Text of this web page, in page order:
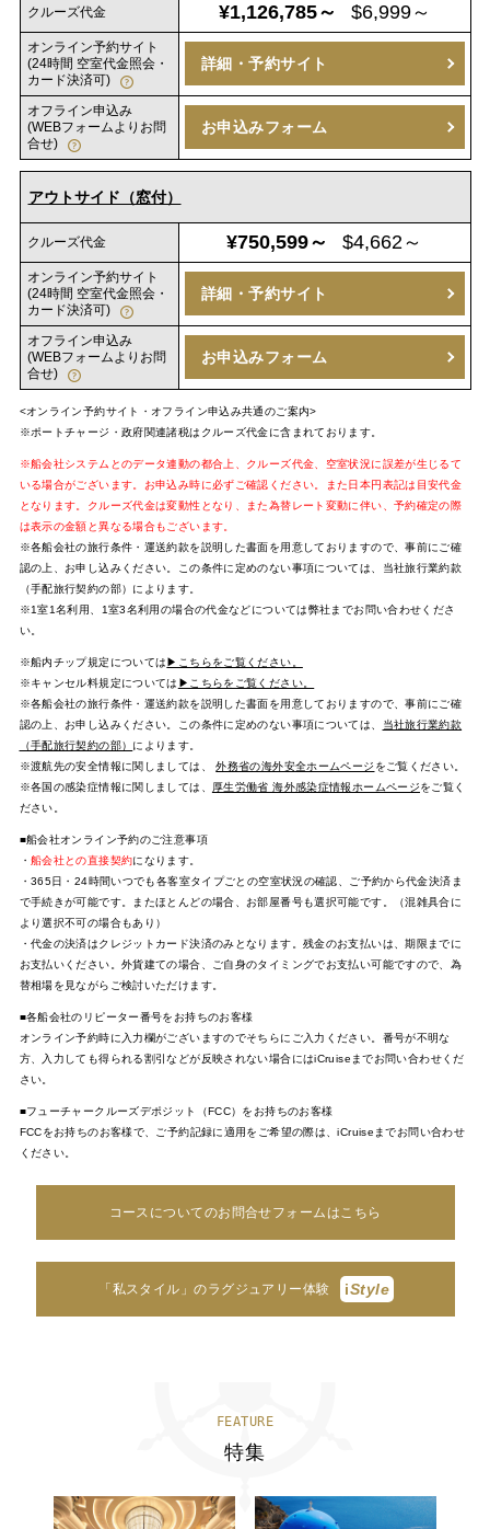
クルーズ代金 ¥1,126,785～ $6,999～
オンライン予約サイト
(24時間 空室代金照会・
カード決済可)
詳細・予約サイト
オフライン申込み
(WEBフォームよりお問
合せ)
お申込みフォーム
アウトサイド（窓付）
クルーズ代金 ¥750,599～ $4,662～
オンライン予約サイト
(24時間 空室代金照会・
カード決済可)
詳細・予約サイト
オフライン申込み
(WEBフォームよりお問
合せ)
お申込みフォーム
<オンライン予約サイト・オフライン申込み共通のご案内>
※ポートチャージ・政府関連諸税はクルーズ代金に含まれております。
※船会社システムとのデータ連動の都合上、クルーズ代金、空室状況に誤差が生じるて
いる場合がございます。お申込み時に必ずご確認ください。また日本円表記は目安代金
となります。クルーズ代金は変動性となり、また為替レート変動に伴い、予約確定の際
は表示の金額と異なる場合もございます。
※各船会社の旅行条件・運送約款を説明した書面を用意しておりますので、事前にご確
認の上、お申し込みください。この条件に定めのない事項については、当社旅行業約款
（手配旅行契約の部）によります。
※1室1名利用、1室3名利用の場合の代金などについては弊社までお問い合わせくださ
い。
※船内チップ規定については ▶こちらをご覧ください。
※キャンセル料規定については ▶こちらをご覧ください。
※各船会社の旅行条件・運送約款を説明した書面を用意しておりますので、事前にご確
認の上、お申し込みください。この条件に定めのない事項については、
当社旅行業約款
（手配旅行契約の部） によります。
※渡航先の安全情報に関しましては、外務省の海外安全ホームページ をご覧ください。
※各国の感染症情報に関しましては、
厚生労働省 海外感染症情報ホームページをご覧く
ださい。
■船会社オンライン予約のご注意事項
・ 船会社との直接契約になります。
・365日・24時間いつでも各客室タイプごとの空室状況の確認、ご予約から代金決済ま
で手続きが可能です。またほとんどの場合、お部屋番号も選択可能です。（混雑具合に
より選択不可の場合もあり）
・代金の決済はクレジットカード決済のみとなります。残金のお支払いは、期限までに
お支払いください。外貨建ての場合、ご自身のタイミングでお支払い可能ですので、為
替相場を見ながらご検討いただけます。
■各船会社のリピーター番号をお持ちのお客様
オンライン予約時に入力欄がございますのでそちらにご入力ください。番号が不明な
方、入力しても得られる割引などが反映されない場合にはiCruiseまでお問い合わせくだ
さい。
■フューチャークルーズデポジット（FCC）をお持ちのお客様
FCCをお持ちのお客様で、ご予約記録に適用をご希望の際は、iCruiseまでお問い合わせ
ください。
コースについてのお問合せフォームはこちら
「私スタイル」のラグジュアリー体験 iStyle
FEATURE
特集